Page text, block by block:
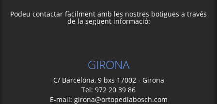
Podeu contactar fàcilment amb les nostres botigues a través
de la següent informació:
GIRONA
C/ Barcelona, 9 bxs 17002 - Girona
Tel: 972 20 39 86
E-mail: girona@ortopediabosch.com